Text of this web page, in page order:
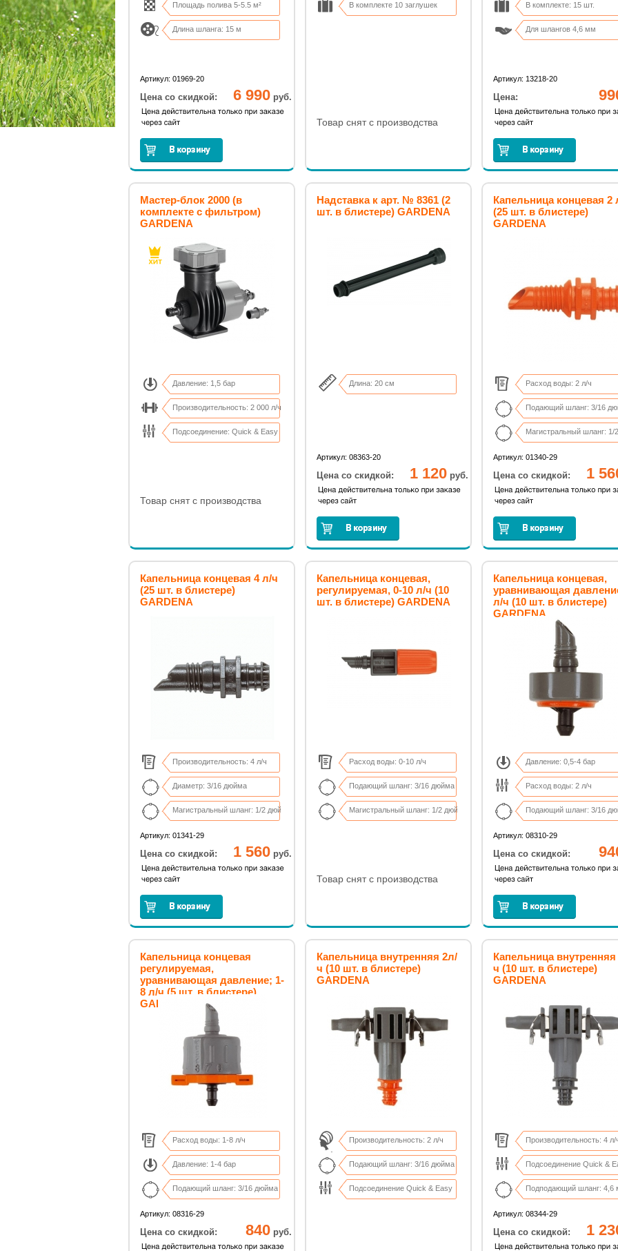
Площадь полива 5-5.5 м²
Длина шланга: 15 м
Артикул: 01969-20
Цена со скидкой: 6 990 руб.
В комплекте 10 заглушек
Товар снят с производства
В комплекте: 15 шт.
Для шлангов 4,6 мм
Артикул: 13218-20
Цена:
Мастер-блок 2000 (в
комплекте с фильтром)
GARDENA
Давление: 1,5 бар
Производительность: 2 000 л/ч
Подсоединение: Quick & Easy
Товар снят с производства
Надставка к арт. № 8361 (2
шт. в блистере) GARDENA
Длина: 20 см
Артикул: 08363-20
Цена со скидкой: 1 120 руб.
Капельница концевая 2
(25 шт. в блистере)
GARDENA
Расход воды: 2 л/ч
Подающий шланг: 3/16
Магистральный шланг: 1/
В комплекте 25 капельниц
Артикул: 01340-29
Цена со скидкой: 1
Капельница концевая 4 л/ч
(25 шт. в блистере)
GARDENA
Производительность: 4 л/ч
Диаметр: 3/16 дюйма
Магистральный шланг: 1/2 дюйма
В комплекте 25 капельниц
Артикул: 01341-29
Цена со скидкой: 1 560 руб.
Капельница концевая,
регулируемая, 0-10 л/ч (10
шт. в блистере) GARDENA
Расход воды: 0-10 л/ч
Подающий шланг: 3/16 дюйма
Магистральный шланг: 1/2 дюйма
Товар снят с производства
Капельница концевая,
уравнивающая
л/ч (10 шт. в блистере)
GARDENA
Давление: 0,5-4 бар
Расход воды: 2 л/ч
Подающий шланг: 3/16
Магистральный шланг: 13
Артикул: 08310-29
Цена со скидкой:
Капельница концевая
регулируемая,
уравнивающая давление; 1-
8 л/ч (5 шт. в блистере)
GARDENA
Расход воды: 1-8 л/ч
Давление: 1-4 бар
Подающий шланг: 3/16 дюйма
В комплекте: 5 капельниц
Артикул: 08316-29
Цена со скидкой: 840 руб.
Капельница внутренняя 2л/
ч (10 шт. в блистере)
GARDENA
Производительность: 2 л/ч
Подающий шланг: 3/16 дюйма
Подсоединение Quick & Easy
Капельница
ч (10 шт. в блистере)
GARDENA
Производительность: 4 л/
Подсоединение Quick &
Подподающий шланг: 4,6
В комплекте: 10 капельниц
Артикул: 08344-29
Цена со скидкой: 1